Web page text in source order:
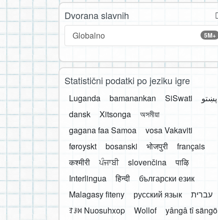
Dvorana slavnih
5M+
Globalno
Statistični podatki po jeziku igre
Luganda bamanankan SiSwati
پښتو
dansk
Xitsonga
অসমীয়া
gagana faa Samoa
vosa Vakaviti
føroyskt
bosanski भोजपुरी
français
कश्मीरी
ਪੰਜਾਬੀ slovenčina
पाऴि
Interlingua
हिन्दी
български език
Malagasy fiteny
русский язык
עברית
ꆈꌠ꒿ Nuosuhxop
Wollof
yângâ tî sängö